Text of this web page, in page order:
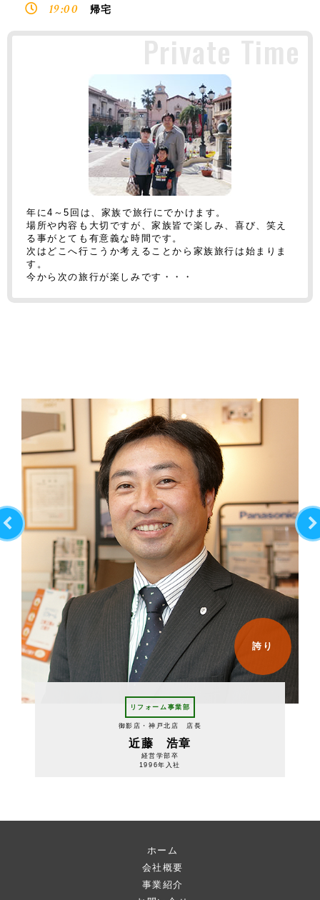
19:00 帰宅
Private Time
年に4～5回は、家族で旅行にでかけます。
場所や内容も大切ですが、家族皆で楽しみ、喜び、笑え
る事がとても有意義な時間です。
次はどこへ行こうか考えることから家族旅行は始まりま
す。
今から次の旅行が楽しみです・・・
誇り
リフォーム事業部
御影店・神戸北店 店長
近藤 浩章
経営学部卒
1996年入社
ホーム
会社概要
事業紹介